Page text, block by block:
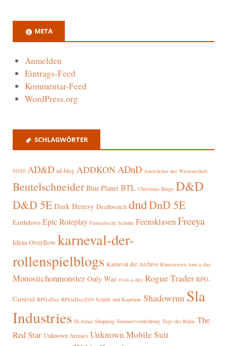
META
Anmelden
Eintrags-Feed
Kommentar-Feed
WordPress.org
SCHLAGWÖRTER
01010 AD&D ad-blog ADDKONADnD Auswüchse der Wissenschaft
Beutelschneider Blue Planet BTL Christmas Binge D&D
D&D 5E Dark Heresy Deathwatch dndDnD 5E
Earthdawn Epic Roleplay Fantastische Schuhe FeensklavenFreeya
Ideas Overflow karneval-der-
rollenspielblogs Karneval der Archive Kunstwesen loot-a-day
Monostichonmonster Only War rival-a-day Rogue Trader RPG-
Carnival RPGaDay RPGaDay2019 Schiffe und Kapitäne Shadowrun Sla
Industries SLAmas Shopping Sommerverdichtung Tage des Ruins The
Red Star Unknown Armies Unknown Mobile Suit